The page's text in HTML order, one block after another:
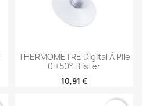
THERMOMETRE Digital À Pile
0 +50° Blister
10,91 €